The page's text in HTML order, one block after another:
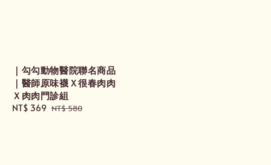
｜勾勾動物醫院聯名商品
｜醫師原味襪Ｘ很春肉肉
Ｘ肉肉門診組
Sale
NT$ 369 Regular
NT$ 580